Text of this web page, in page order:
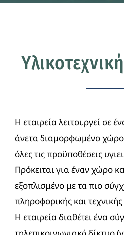
Η εταιρεία λειτουργεί σε
άνετα διαμορφωμένο
όλες τις προϋποθέσεις
Πρόκειται για έναν χώρο
εξοπλισμένο με τα πιο
πληροφορικής και
Η εταιρεία διαθέτει ένα